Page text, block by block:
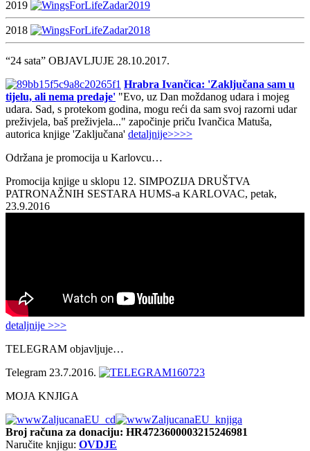
2019
2018
“24 sata” OBJAVLJUJE 28.10.2017.
Hrabra Ivančica: 'Zaključana sam u
tijelu, ali nema predaje' "Evo, uz Dan moždanog udara i mojeg
udara. Sad, s protekom godina, mogu reći da sam svoj razorni udar
preživjela, baš preživjela..." započinje priču Ivančica Matuša,
autorica knjige 'Zaključana' detaljnije>>>>
Održana je promocija u Karlovcu…
Promocija knjige u sklopu 12. SIMPOZIJA DRUŠTVA
PATRONAŽNIH SESTARA HUMS-a KARLOVAC, petak,
23.9.2016
detaljnije >>>
TELEGRAM objavljuje…
Telegram 23.7.2016.
MOJA KNJIGA
Broj računa za donaciju: HR4723600003215246981
Naručite knjigu: OVDJE